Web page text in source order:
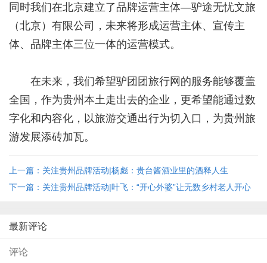
同时我们在北京建立了品牌运营主体—驴途无忧文旅
（北京）有限公司，未来将形成运营主体、宣传主
体、品牌主体三位一体的运营模式。
在未来，我们希望驴团团旅行网的服务能够覆盖
全国，作为贵州本土走出去的企业，更希望能通过数
字化和内容化，以旅游交通出行为切入口，为贵州旅
游发展添砖加瓦。
上一篇：关注贵州品牌活动|杨彪：贵台酱酒业里的酒释人生
下一篇：关注贵州品牌活动|叶飞：“开心外婆”让无数乡村老人开心
最新评论